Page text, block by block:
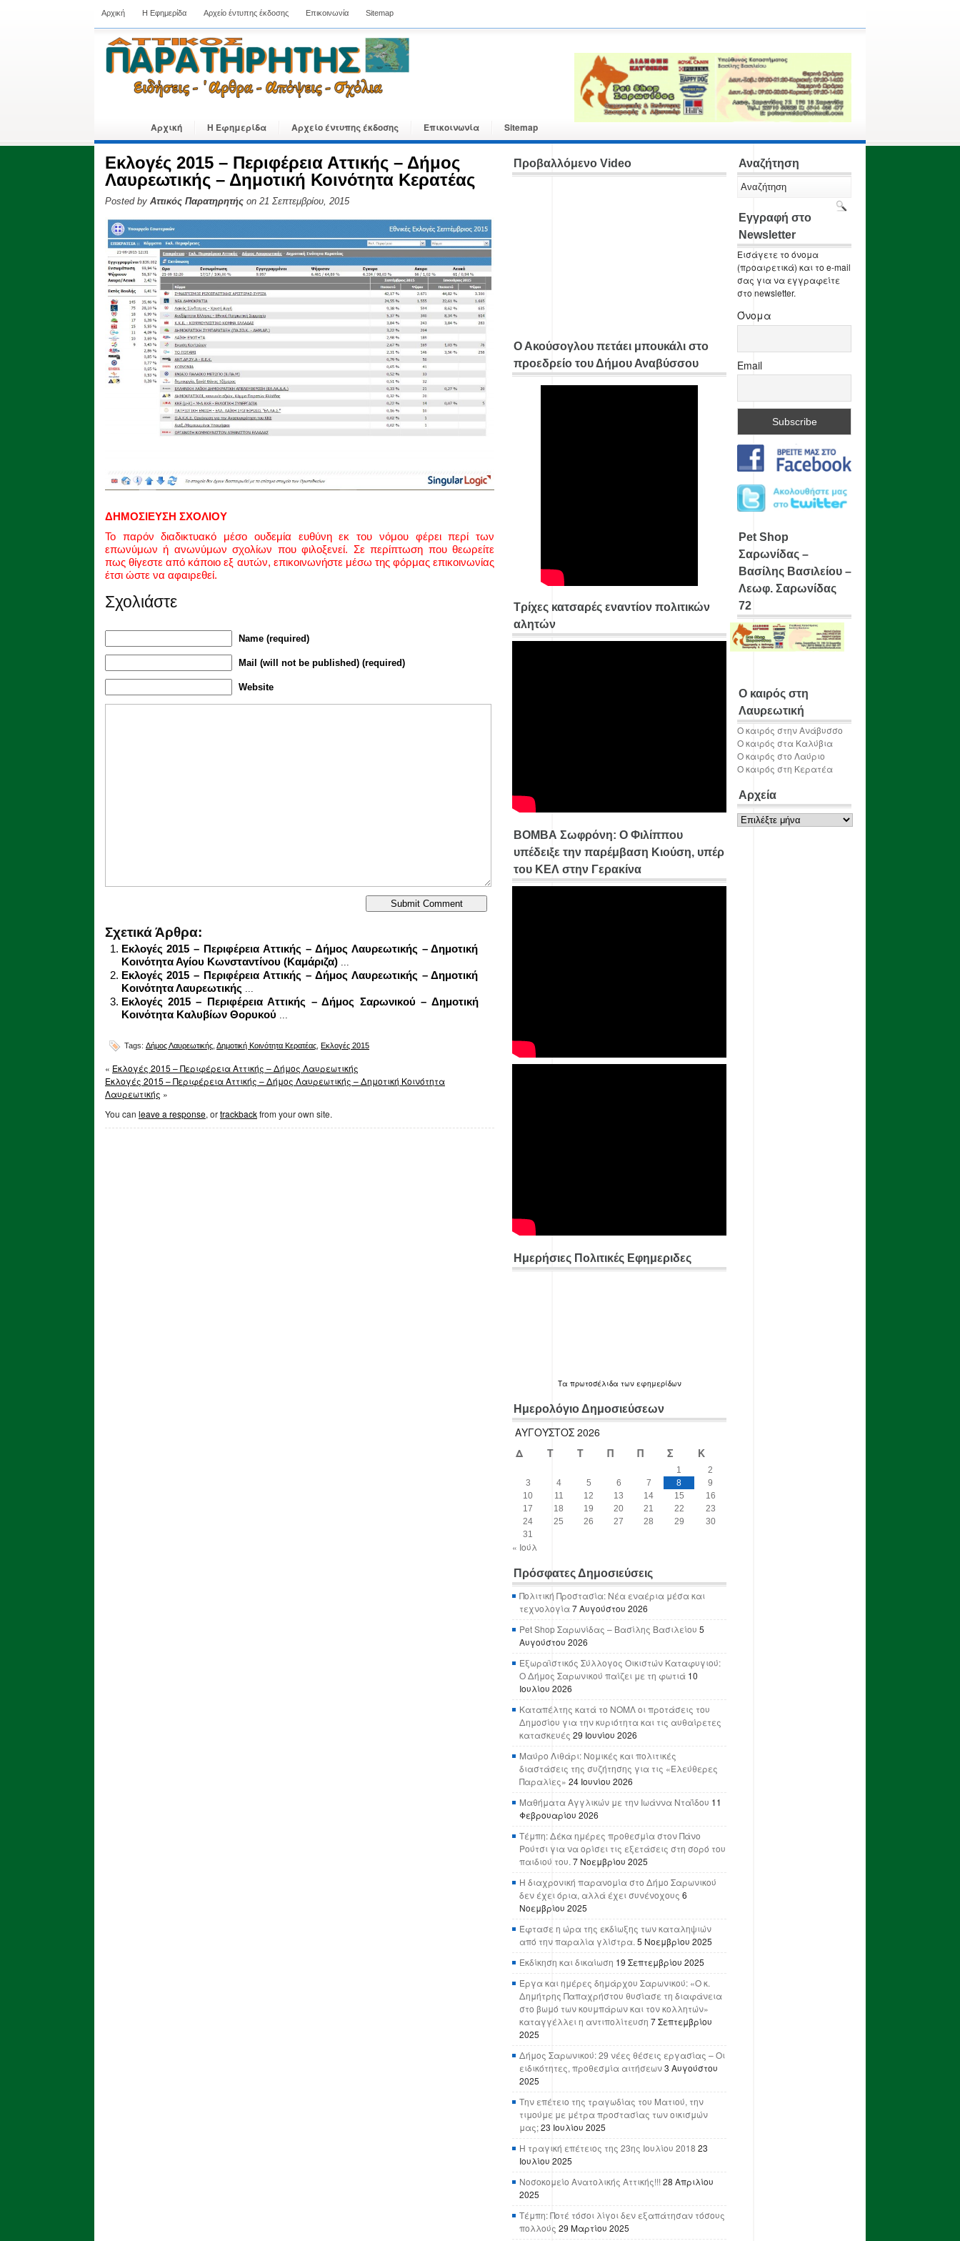
Αρχική Η Εφημερίδα Αρχείο έντυπης έκδοσης Επικοινωνία Sitemap
Αρχική Η Εφημερίδα Αρχείο έντυπης έκδοσης Επικοινωνία Sitemap
Εκλογές 2015 – Περιφέρεια Αττικής – Δήμος
Λαυρεωτικής – Δημοτική Κοινότητα Κερατέας
Posted by Αττικός Παρατηρητής on 21 Σεπτεμβρίου, 2015
ΔΗΜΟΣΙΕΥΣΗ ΣΧΟΛΙΟΥ
Το παρόν διαδικτυακό μέσο ουδεμία ευθύνη εκ του νόμου φέρει περί των
επωνύμων ή ανωνύμων σχολίων που φιλοξενεί. Σε περίπτωση που θεωρείτε
πως θίγεστε από κάποιο εξ αυτών, επικοινωνήστε μέσω της φόρμας επικοινωνίας
έτσι ώστε να αφαιρεθεί.
Σχολιάστε
Name (required)
Mail (will not be published) (required)
Website
Σχετικά Άρθρα:
Εκλογές 2015 – Περιφέρεια Αττικής – Δήμος Λαυρεωτικής – Δημοτική
Κοινότητα Αγίου Κωνσταντίνου (Καμάριζα) ...
Εκλογές 2015 – Περιφέρεια Αττικής – Δήμος Λαυρεωτικής – Δημοτική
Κοινότητα Λαυρεωτικής ...
Εκλογές 2015 – Περιφέρεια Αττικής – Δήμος Σαρωνικού – Δημοτική
Κοινότητα Καλυβίων Θορυκού ...
Tags: Δήμος Λαυρεωτικής Δημοτική Κοινότητα Κερατέας Εκλογές 2015
« Εκλογές 2015 – Περιφέρεια Αττικής – Δήμος Λαυρεωτικής
Εκλογές 2015 – Περιφέρεια Αττικής – Δήμος Λαυρεωτικής – Δημοτική Κοινότητα
Λαυρεωτικής »
You can leave a response, ortrackbackfrom your own site.
Προβαλλόμενο Video
Ο Ακούσογλου πετάει μπουκάλι στο
προεδρείο του Δήμου Αναβύσσου
Τρίχες κατσαρές εναντίον πολιτικών
αλητών
ΒΟΜΒΑ Σωφρόνη: Ο Φιλίππου
υπέδειξε την παρέμβαση Κιούση, υπέρ
του ΚΕΛ στην Γερακίνα
Ημερήσιες Πολιτικές Εφημεριδες
Τα πρωτοσέλιδα των εφημερίδων
Ημερολόγιο Δημοσιεύσεων
ΑΎΓΟΥΣΤΟΣ 2026
Δ
Τ Τ Π Π Σ Κ
1
2
3
4 5 6 7 8
9
10
11 12 13 14 15
16
17
18 19 20 21 22
23
24
25 26 27 28 29
30
31
« Ιούλ
Πρόσφατες Δημοσιεύσεις
Πολιτική Προστασία: Νέα εναέρια μέσα και
τεχνολογία7 Αυγούστου 2026
Pet Shop Σαρωνίδας – Βασίλης Βασιλείου 5
Αυγούστου 2026
Εξωραϊστικός Σύλλογος Οικιστών Καταφυγιού:
Ο Δήμος Σαρωνικού παίζει με τη φωτιά 10
Ιουλίου 2026
Καταπέλτης κατά το ΝΟΜΛ οι προτάσεις του
Δημοσίου για την κυριότητα και τις αυθαίρετες
κατασκευές 29 Ιουνίου 2026
Μαύρο Λιθάρι: Νομικές και πολιτικές
διαστάσεις της συζήτησης για τις «Ελεύθερες
Παραλίες» 24 Ιουνίου 2026
Μαθήματα Αγγλικών με την Ιωάννα Νταΐδου 11
Φεβρουαρίου 2026
Τέμπη: Δέκα ημέρες προθεσμία στον Πάνο
Ρούτσι για να ορίσει τις εξετάσεις στη σορό του
παιδιού του. 7 Νοεμβρίου 2025
Η διαχρονική παρανομία στο Δήμο Σαρωνικού
δεν έχει όρια, αλλά έχει συνένοχους 6
Νοεμβρίου 2025
Έφτασε η ώρα της εκδίωξης των καταληψιών
από την παραλία γλίστρα. 5 Νοεμβρίου 2025
Εκδίκηση και δικαίωση 19 Σεπτεμβρίου 2025
Έργα και ημέρες δημάρχου Σαρωνικού: «Ο κ.
Δημήτρης Παπαχρήστου θυσίασε τη διαφάνεια
στο βωμό των κουμπάρων και τον κολλητών»
καταγγέλλει η αντιπολίτευση 7 Σεπτεμβρίου
2025
Δήμος Σαρωνικού: 29 νέες θέσεις εργασίας – Οι
ειδικότητες, προθεσμία αιτήσεων3 Αυγούστου
2025
Την επέτειο της τραγωδίας του Ματιού, την
τιμούμε με μέτρα προστασίας των οικισμών
μας;23 Ιουλίου 2025
Η τραγική επέτειος της 23ης Ιουλίου 2018 23
Ιουλίου 2025
Νοσοκομείο Ανατολικής Αττικής!!! 28 Απριλίου
2025
Τέμπη: Ποτέ τόσοι λίγοι δεν εξαπάτησαν τόσους
πολλούς 29 Μαρτίου 2025
Αναζήτηση
Εγγραφή στο
Newsletter
Εισάγετε το όνομα
(προαιρετικά) και το e-mail
σας για να εγγραφείτε
στο newsletter.
Όνομα
Email
Pet Shop
Σαρωνίδας –
Βασίλης Βασιλείου –
Λεωφ. Σαρωνίδας
72
Ο καιρός στη
Λαυρεωτική
Ο καιρός στην Ανάβυσσο
Ο καιρός στα Καλύβια
Ο καιρός στο Λαύριο
Ο καιρός στη Κερατέα
Αρχεία
Αρχεία